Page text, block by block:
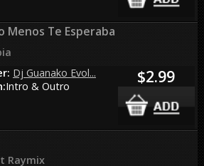
Menos Te Esperaba
Dj Guanako Evol...
Intro & Outro
$2.99
Raymix